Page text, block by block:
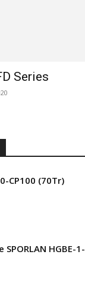
Series
CP100 (70Tr)
HGBE-1-